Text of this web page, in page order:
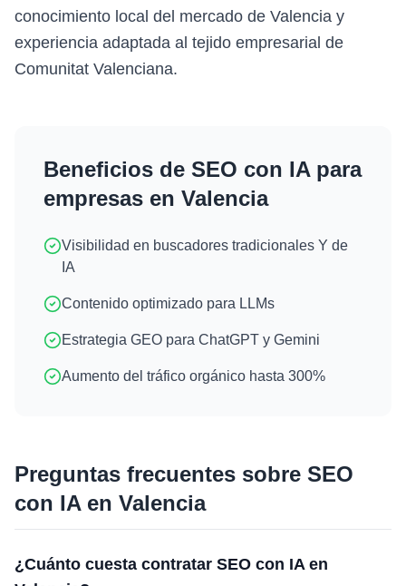
conocimiento local del mercado de Valencia y
experiencia adaptada al tejido empresarial de
Comunitat Valenciana.
Beneficios de SEO con IApara
empresas en Valencia
Visibilidad en buscadores tradicionales Y de
IA
Contenido optimizado para LLMs
Estrategia GEO para ChatGPT y Gemini
Aumento del tráfico orgánico hasta 300%
Preguntas frecuentes sobre SEO
con IAen Valencia
¿Cuánto cuesta contratar SEO con IA en